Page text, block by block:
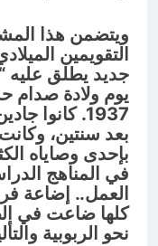
ويتضمن هذا
التقويمين
جديد يطلق عليه
1937. كانوا
بعد سنتين،
بإحدى وصاياه
في المناهج
العمل.. إضاعة
كلها ضاعت في
نحو الربوبية